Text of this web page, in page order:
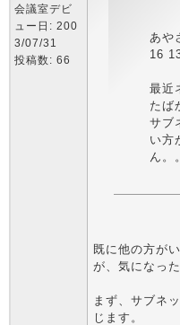
会議室デビ
ュー日: 200
3/07/31
投稿数: 66
あや
16
最近
たば
サブ
い方
ん。。
既に他の方が
が、気になった
まず、サブネ
じます。